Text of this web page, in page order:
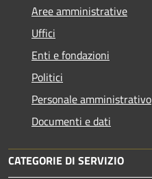
Aree amministrative
Uffici
Enti e fondazioni
Politici
Personale amministrativo
Documenti e dati
CATEGORIE DI SERVIZIO